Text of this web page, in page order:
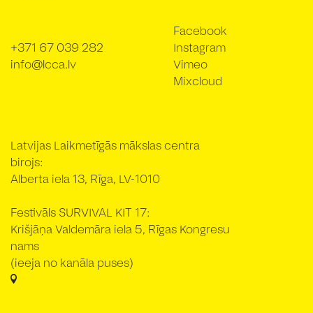
+371 67 039 282
info@lcca.lv
Facebook
Instagram
Vimeo
Mixcloud
Latvijas Laikmetīgās mākslas centra
birojs:
Alberta iela 13, Rīga, LV-1010
Festivāls SURVIVAL KIT 17:
Krišjāņa Valdemāra iela 5, Rīgas Kongresu
nams
(ieeja no kanāla puses)